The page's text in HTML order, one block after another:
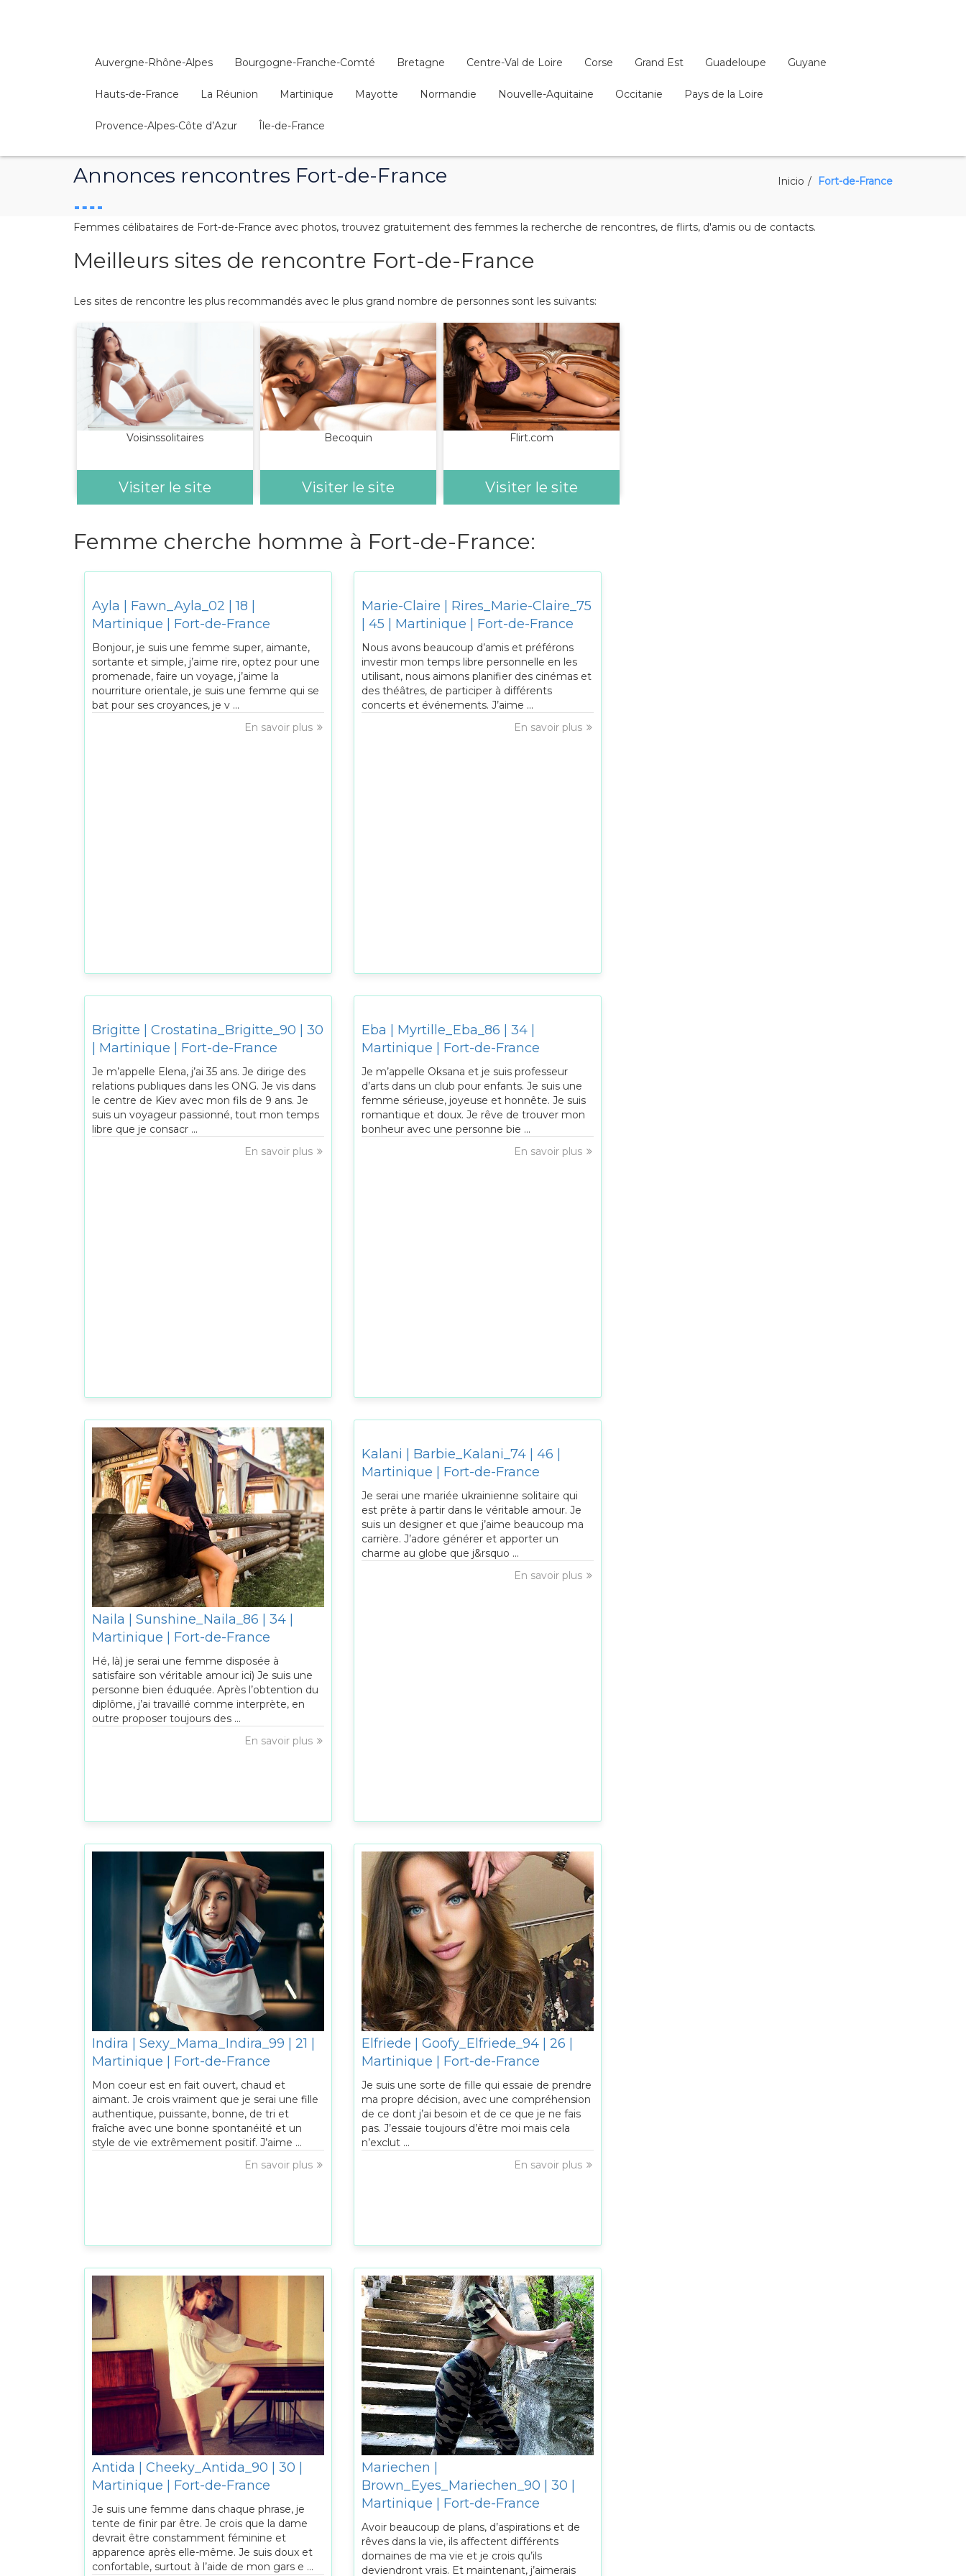
Auvergne-Rhône-Alpes Bourgogne-Franche-Comté Bretagne Centre-Val de Loire Corse Grand Est Guadeloupe Guyane
Hauts-de-France La Réunion Martinique Mayotte Normandie Nouvelle-Aquitaine Occitanie Pays de la Loire
Provence-Alpes-Côte d’Azur Île-de-France
Annonces rencontres Fort-de-France Inicio Fort-de-France
Femmes célibataires de Fort-de-France avec photos, trouvez gratuitement des femmes la recherche de rencontres, de flirts, d'amis ou de contacts.
Meilleurs sites de rencontre Fort-de-France
Les sites de rencontre les plus recommandés avec le plus grand nombre de personnes sont les suivants:
Voisinssolitaires
Visiter le site
Becoquin
Visiter le site
Flirt.com
Visiter le site
Femme cherche homme à Fort-de-France:
Ayla | Fawn_Ayla_02 | 18 |
Martinique | Fort-de-France
Bonjour, je suis une femme super, aimante,
sortante et simple, j’aime rire, optez pour une
promenade, faire un voyage, j’aime la
nourriture orientale, je suis une femme qui se
bat pour ses croyances, je v ...
En savoir plus
Marie-Claire | Rires_Marie-Claire_75
| 45 | Martinique | Fort-de-France
Nous avons beaucoup d’amis et préférons
investir mon temps libre personnelle en les
utilisant, nous aimons planifier des cinémas et
des théâtres, de participer à différents
concerts et événements. J’aime ...
En savoir plus
Brigitte | Crostatina_Brigitte_90 | 30
| Martinique | Fort-de-France
Je m’appelle Elena, j’ai 35 ans. Je dirige des
relations publiques dans les ONG. Je vis dans
le centre de Kiev avec mon fils de 9 ans. Je
suis un voyageur passionné, tout mon temps
libre que je consacr ...
En savoir plus
Eba | Myrtille_Eba_86 | 34 |
Martinique | Fort-de-France
Je m’appelle Oksana et je suis professeur
d’arts dans un club pour enfants. Je suis une
femme sérieuse, joyeuse et honnête. Je suis
romantique et doux. Je rêve de trouver mon
bonheur avec une personne bie ...
En savoir plus
Naila | Sunshine_Naila_86 | 34 |
Martinique | Fort-de-France
Hé, là) je serai une femme disposée à
satisfaire son véritable amour ici) Je suis une
personne bien éduquée. Après l’obtention du
diplôme, j’ai travaillé comme interprète, en
outre proposer toujours des ...
En savoir plus
Kalani | Barbie_Kalani_74 | 46 |
Martinique | Fort-de-France
Je serai une mariée ukrainienne solitaire qui
est prête à partir dans le véritable amour. Je
suis un designer et que j’aime beaucoup ma
carrière. J’adore générer et apporter un
charme au globe que j&rsquo ...
En savoir plus
Indira | Sexy_Mama_Indira_99 | 21 |
Martinique | Fort-de-France
Mon coeur est en fait ouvert, chaud et
aimant. Je crois vraiment que je serai une fille
authentique, puissante, bonne, de tri et
fraîche avec une bonne spontanéité et un
style de vie extrêmement positif. J’aime ...
En savoir plus
Elfriede | Goofy_Elfriede_94 | 26 |
Martinique | Fort-de-France
Je suis une sorte de fille qui essaie de prendre
ma propre décision, avec une compréhension
de ce dont j’ai besoin et de ce que je ne fais
pas. J’essaie toujours d’être moi mais cela
n’exclut ...
En savoir plus
Antida | Cheeky_Antida_90 | 30 |
Martinique | Fort-de-France
Je suis une femme dans chaque phrase, je
tente de finir par être. Je crois que la dame
devrait être constamment féminine et
apparence après elle-même. Je suis doux et
confortable, surtout à l’aide de mon gars e ...
Mariechen |
Brown_Eyes_Mariechen_90 | 30 |
Martinique | Fort-de-France
Avoir beaucoup de plans, d’aspirations et de
rêves dans la vie, ils affectent différents
domaines de ma vie et je crois qu’ils
deviendront vrais. Et maintenant, j’aimerais